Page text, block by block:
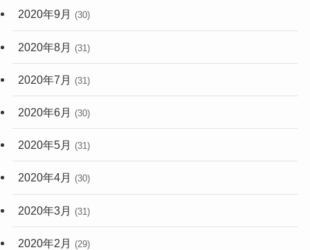
2020年9月 (30)
2020年8月 (31)
2020年7月 (31)
2020年6月 (30)
2020年5月 (31)
2020年4月 (30)
2020年3月 (31)
2020年2月 (29)